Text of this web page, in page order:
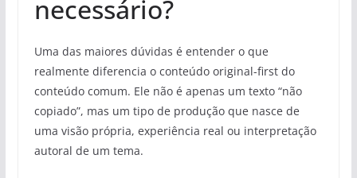
necessário?
Uma das maiores dúvidas é entender o que
realmente diferencia o conteúdo original-first do
conteúdo comum. Ele não é apenas um texto “não
copiado”, mas um tipo de produção que nasce de
uma visão própria, experiência real ou interpretação
autoral de um tema.